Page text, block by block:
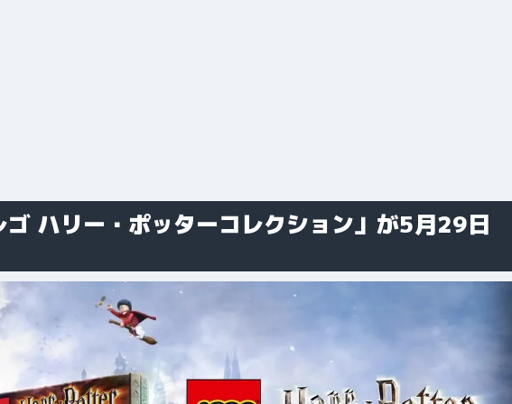
ゴ ハリー・ポッターコレクション」が5月29日